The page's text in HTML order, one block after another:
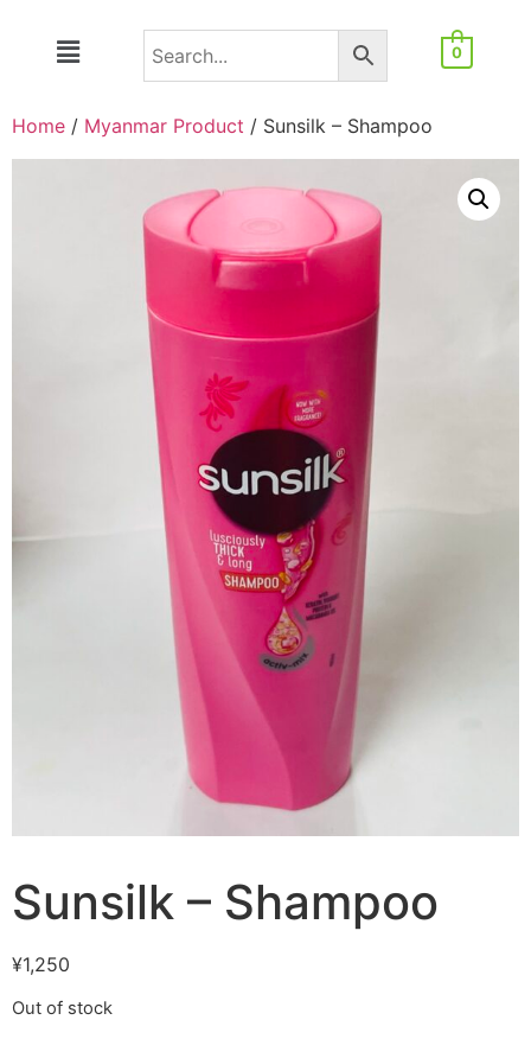
0
Home / Myanmar Product / Sunsilk – Shampoo
Sunsilk – Shampoo
¥1,250
Out of stock